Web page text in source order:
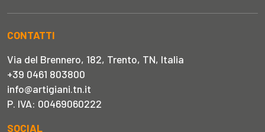
CONTATTI
Via del Brennero, 182, Trento, TN, Italia
+39 0461 803800
info@artigiani.tn.it
P. IVA: 00469060222
SOCIAL